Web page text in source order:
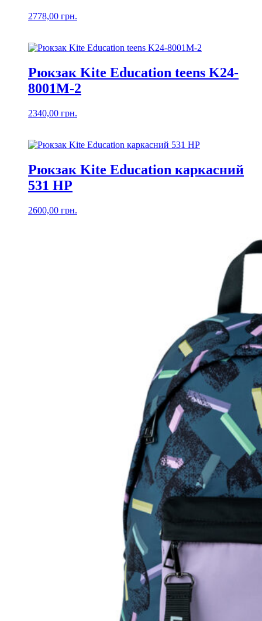
2778,00 грн.
Рюкзак Kite Education teens K24-
8001M-2
2340,00 грн.
Рюкзак Kite Education каркасний
531 HP
2600,00 грн.